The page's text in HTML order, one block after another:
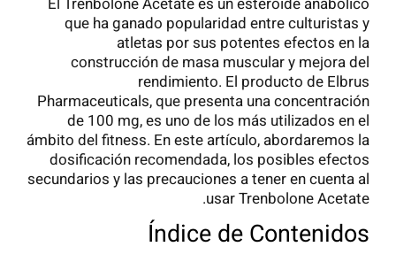
que ha ganado popularidad entre culturistas y
atletas por sus potentes efectos en la
construcción de masa muscular y mejora del
rendimiento. El producto de Elbrus
Pharmaceuticals, que presenta una concentración
de 100 mg, es uno de los más utilizados en el
ámbito del fitness. En este artículo, abordaremos la
dosificación recomendada, los posibles efectos
secundarios y las precauciones a tener en cuenta al
usar Trenbolone Acetate.
Índice de Contenidos